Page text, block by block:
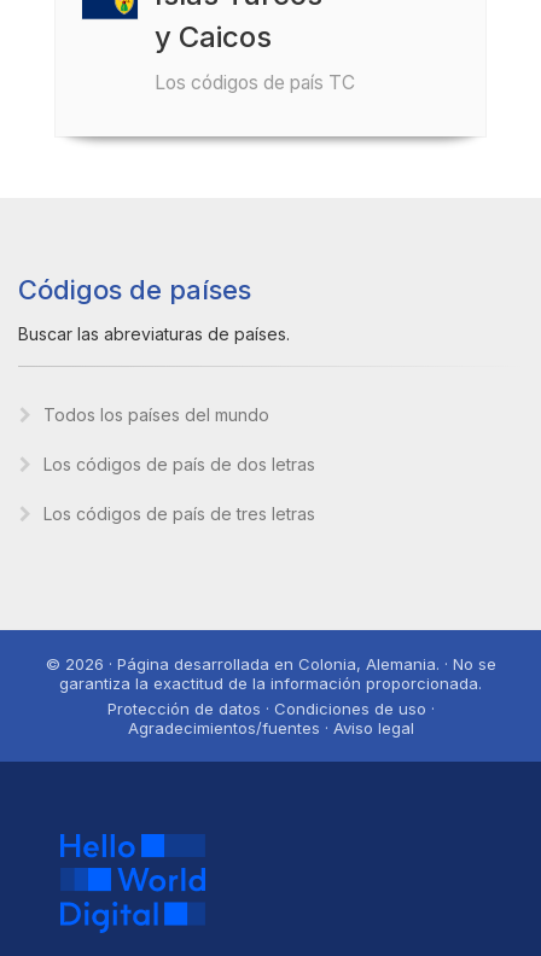
y Caicos
Los códigos de país TC
Códigos de países
Buscar las abreviaturas de países.
Todos los países del mundo
Los códigos de país de dos letras
Los códigos de país de tres letras
© 2026 · Página desarrollada en Colonia, Alemania. · No se
garantiza la exactitud de la información proporcionada.
Protección de datos · Condiciones de uso ·
Agradecimientos/fuentes · Aviso legal